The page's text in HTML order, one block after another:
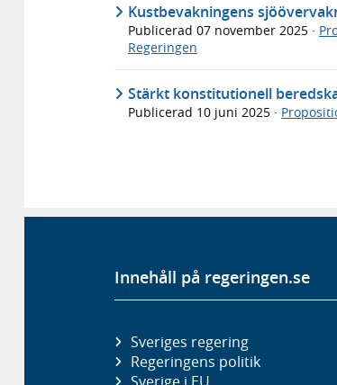
Kustbevakningens
Publicerad 07 november 2025 ·
Regeringen
Stärkt konstitutionell
Publicerad 10 juni 2025 ·
Innehåll på regeringen.se
Sveriges regering
Regeringens politik